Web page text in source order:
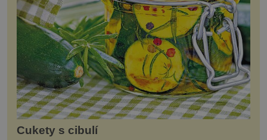
Cukety s cibulí